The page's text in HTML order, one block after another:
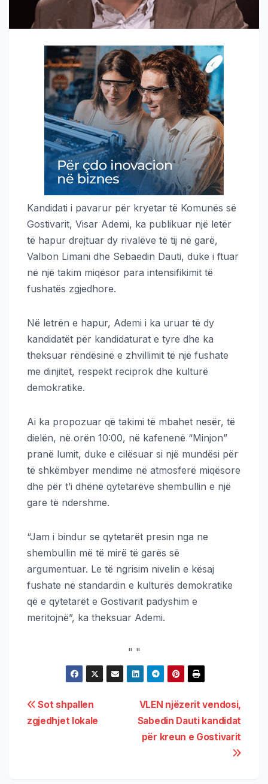
Kandidati i pavarur për kryetar të Komunës së
Gostivarit, Visar Ademi, ka publikuar një letër
të hapur drejtuar dy rivalëve të tij në garë,
Valbon Limani dhe Sebaedin Dauti, duke i ftuar
në një takim miqësor para intensifikimit të
fushatës zgjedhore.
Në letrën e hapur, Ademi i ka uruar të dy
kandidatët për kandidaturat e tyre dhe ka
theksuar rëndësinë e zhvillimit të një fushate
me dinjitet, respekt reciprok dhe kulturë
demokratike.
Ai ka propozuar që takimi të mbahet nesër, të
dielën, në orën 10:00, në kafenenë “Minjon”
pranë lumit, duke e cilësuar si një mundësi për
të shkëmbyer mendime në atmosferë miqësore
dhe për t’i dhënë qytetarëve shembullin e një
gare të ndershme.
“Jam i bindur se qytetarët presin nga ne
shembullin më të mirë të garës së
argumentuar. Le të ngrisim nivelin e kësaj
fushate në standardin e kulturës demokratike
që e qytetarët e Gostivarit padyshim e
meritojnë”, ka theksuar Ademi.
" "
VLEN njëzerit vendosi,
Sabedin Dauti kandidat
për kreun e Gostivarit
Sot shpallen
zgjedhjet lokale